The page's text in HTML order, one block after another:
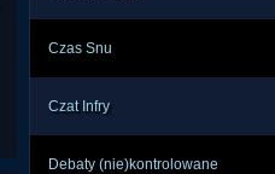
Czas Snu
Czat Infry
Debaty (nie)kontrolowane